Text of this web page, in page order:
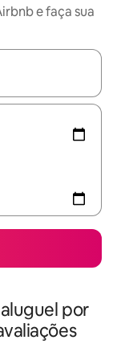
e faça sua
explore-os
por